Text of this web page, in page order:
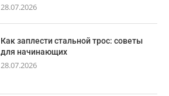
28.07.2026
Как заплести стальной трос: советы
для начинающих
28.07.2026